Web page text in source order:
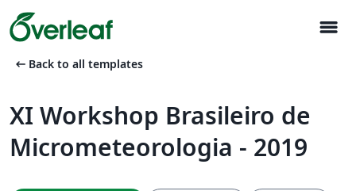
menu
arrow_left_alt Back to all templates
XI Workshop Brasileiro de
Micrometeorologia - 2019